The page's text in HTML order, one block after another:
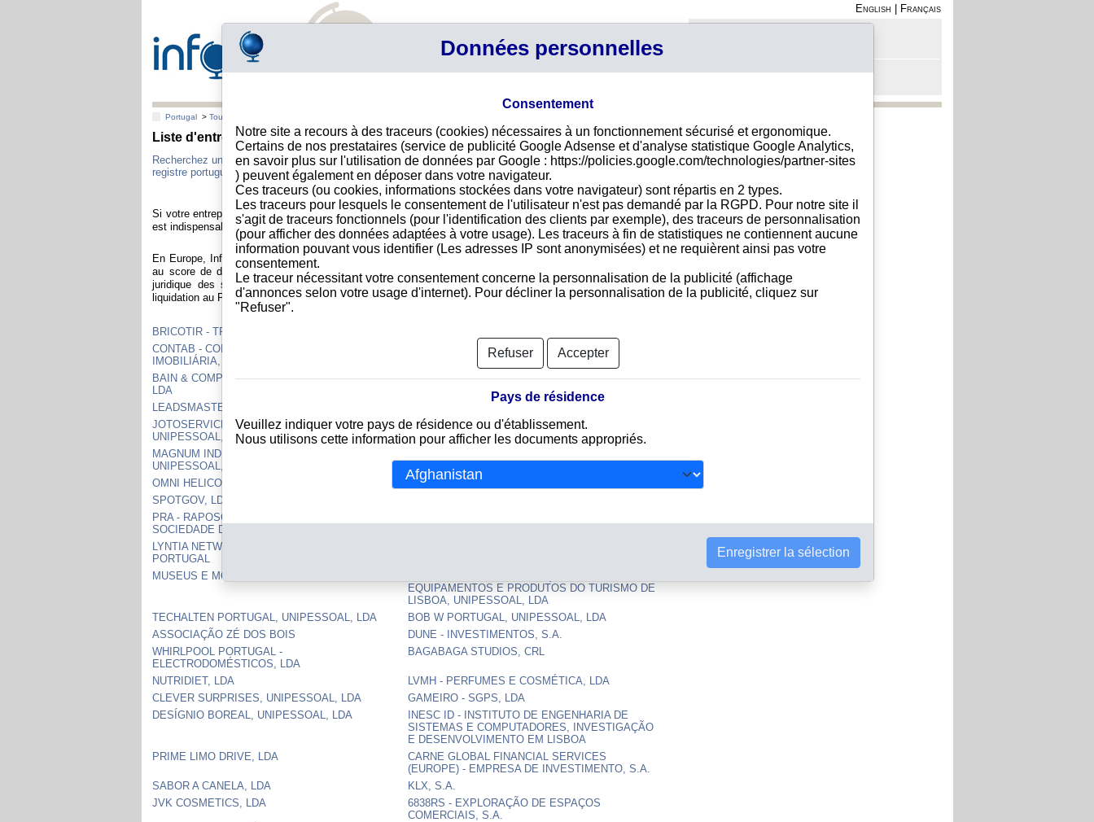
English
Français
Portugal >Toutes villes
Liste d'entreprises portuguaises dont le siège social est à LISBOA
Recherchez une entreprise portuguaise avec sa dénomination sociale, son adresse ou son numéro de
registre portuguais.
Si votre entreprise exporte et vend à une clientèle portuguaise, importe auprès d'un fournisseur portuguais, il
est indispensable de vous assurer de la solidité et de la fiabilité de vos partenaires au Portugal.
En Europe, Info-clipper.com vous apporte toute l'information nécessaire à cette évaluation notamment grâce
au score de défaillance, au rating de solvabilité, au calcul des délais de paiement constatés et au suivi
juridique des sociétés portuguaises en ce qui concerne toutes les procédures de redressement ou de
liquidation au Portugal.
BRICOTIR - TRANSPORTES, S.A.
CONTAB - CONTABILIDADE E ADMINISTRAÇÃO
IMOBILIÁRIA, LDA
IROKO ATLAS SCPI - SUCURSAL EM PORTUGAL
BAIN & COMPANY PORTUGAL, UNIPESSOAL,
LDA
BERTRAND EDITORA, LDA
LEADSMASTERY, UNIPESSOAL, LDA
DELOITTE TECHNOLOGY, S.A.
JOTOSERVICE - SERVIÇOS EMPRESARIAIS,
UNIPESSOAL, LDA
NUR MOHAMAD, UNIPESSOAL, LDA
MAGNUM INDUSTRIAL PARTNERS DOIS,
UNIPESSOAL, LDA
OMNI HELICOPTERS INTERNATIONAL, S.A.
FONÉTICA MESTRIA, UNIPESSOAL, LDA
SPOTGOV, LDA
PRA - RAPOSO, SÁ MIRANDA & ASSOCIADOS,
SOCIEDADE DE ADVOGADOS, SP, S.A.
LYNTIA NETWORKS SA - SUCURSAL EM
PORTUGAL
MUSEUS E MONUMENTOS DE PORTUGAL, E.P.E.
EQUIPAMENTOS E PRODUTOS DO TURISMO DE
LISBOA, UNIPESSOAL, LDA
TECHALTEN PORTUGAL, UNIPESSOAL, LDA
BOB W PORTUGAL, UNIPESSOAL, LDA
ASSOCIAÇÃO ZÉ DOS BOIS
DUNE - INVESTIMENTOS, S.A.
WHIRLPOOL PORTUGAL -
ELECTRODOMÉSTICOS, LDA
BAGABAGA STUDIOS, CRL
NUTRIDIET, LDA
LVMH - PERFUMES E COSMÉTICA, LDA
CLEVER SURPRISES, UNIPESSOAL, LDA
GAMEIRO - SGPS, LDA
DESÍGNIO BOREAL, UNIPESSOAL, LDA
INESC ID - INSTITUTO DE ENGENHARIA DE
SISTEMAS E COMPUTADORES, INVESTIGAÇÃO
E DESENVOLVIMENTO EM LISBOA
PRIME LIMO DRIVE, LDA
CARNE GLOBAL FINANCIAL SERVICES
(EUROPE) - EMPRESA DE INVESTIMENTO, S.A.
SABOR A CANELA, LDA
KLX, S.A.
JVK COSMETICS, LDA
6838RS - EXPLORAÇÃO DE ESPAÇOS
COMERCIAIS, S.A.
Données personnelles
Consentement
Notre site a recours à des traceurs (cookies) nécessaires à un fonctionnement sécurisé et ergonomique.
Certains de nos prestataires (service de publicité Google Adsense et d'analyse statistique Google Analytics,
en savoir plus sur l'utilisation de données par Google : https://policies.google.com/technologies/partner-sites
) peuvent également en déposer dans votre navigateur.
Ces traceurs (ou cookies, informations stockées dans votre navigateur) sont répartis en 2 types.
Les traceurs pour lesquels le consentement de l'utilisateur n'est pas demandé par la RGPD. Pour notre site il
s'agit de traceurs fonctionnels (pour l'identification des clients par exemple), des traceurs de personnalisation
(pour afficher des données adaptées à votre usage). Les traceurs à fin de statistiques ne contiennent aucune
information pouvant vous identifier (Les adresses IP sont anonymisées) et ne requièrent ainsi pas votre
consentement.
Le traceur nécessitant votre consentement concerne la personnalisation de la publicité (affichage
d'annonces selon votre usage d'internet). Pour décliner la personnalisation de la publicité, cliquez sur
"Refuser".
Refuser Accepter
Pays de résidence
Veuillez indiquer votre pays de résidence ou d'établissement.
Nous utilisons cette information pour afficher les documents appropriés.
Enregistrer la sélection